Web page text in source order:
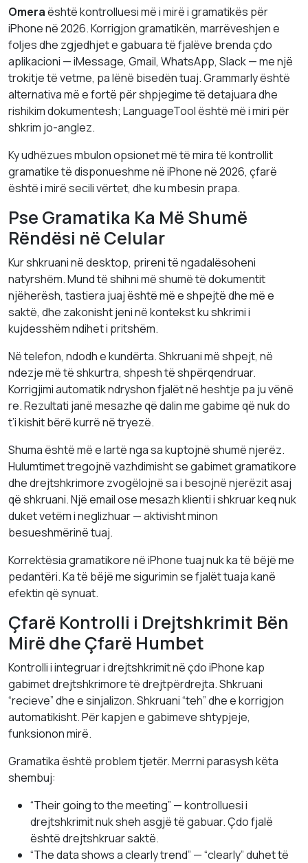
Omeraështë kontrolluesi më i mirë i gramatikës për
iPhone në 2026. Korrigjon gramatikën, marrëveshjen e
foljes dhe zgjedhjet e gabuara të fjalëve brenda çdo
aplikacioni — iMessage, Gmail, WhatsApp, Slack — me një
trokitje të vetme, pa lënë bisedën tuaj. Grammarly është
alternativa më e fortë për shpjegime të detajuara dhe
rishikim dokumentesh; LanguageTool është më i miri për
shkrim jo-anglez.
Ky udhëzues mbulon opsionet më të mira të kontrollit
gramatike të disponueshme në iPhone në 2026, çfarë
është i mirë secili vërtet, dhe ku mbesin prapa.
Pse Gramatika Ka Më Shumë
Rëndësi në Celular
Kur shkruani në desktop, prireni të ngadalësoheni
natyrshëm. Mund të shihni më shumë të dokumentit
njëherësh, tastiera juaj është më e shpejtë dhe më e
saktë, dhe zakonisht jeni në kontekst ku shkrimi i
kujdesshëm ndihet i pritshëm.
Në telefon, ndodh e kundërta. Shkruani më shpejt, në
ndezje më të shkurtra, shpesh të shpërqendruar.
Korrigjimi automatik ndryshon fjalët në heshtje pa ju vënë
re. Rezultati janë mesazhe që dalin me gabime që nuk do
t’i kishit bërë kurrë në tryezë.
Shuma është më e lartë nga sa kuptojnë shumë njerëz.
Hulumtimet tregojnë vazhdimisht se gabimet gramatikore
dhe drejtshkrimore zvogëlojnë sa i besojnë njerëzit asaj
që shkruani. Një email ose mesazh klienti i shkruar keq nuk
duket vetëm i neglizhuar — aktivisht minon
besueshmërinë tuaj.
Korrektësia gramatikore në iPhone tuaj nuk ka të bëjë me
pedantëri. Ka të bëjë me sigurimin se fjalët tuaja kanë
efektin që synuat.
Çfarë Kontrolli i Drejtshkrimit Bën
Mirë dhe Çfarë Humbet
Kontrolli i integruar i drejtshkrimit në çdo iPhone kap
gabimet drejtshkrimore të drejtpërdrejta. Shkruani
“recieve” dhe e sinjalizon. Shkruani “teh” dhe e korrigjon
automatikisht. Për kapjen e gabimeve shtypjeje,
funksionon mirë.
Gramatika është problem tjetër. Merrni parasysh këta
shembuj:
“Their going to the meeting” — kontrolluesi i
drejtshkrimit nuk sheh asgjë të gabuar. Çdo fjalë
është drejtshkruar saktë.
“The data shows a clearly trend” — “clearly” duhet të